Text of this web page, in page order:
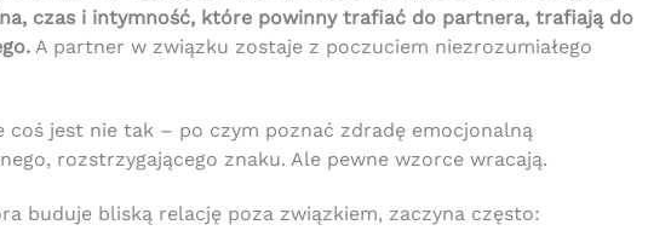
czas i intymność, które powinny trafiać do partnera, trafiają do
A partner w związku zostaje z poczuciem niezrozumiałego
coś jest nie tak – po czym poznać zdradę emocjonalną
rozstrzygającego znaku. Ale pewne wzorce wracają.
buduje bliską relację poza związkiem, zaczyna często: